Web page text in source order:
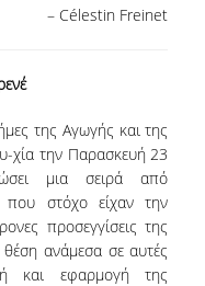
ΜΕΣΑ
AUEB
- TEPART AUEB
– Célestin Freinet
της Αγωγής και της
χία την Παρασκευή 23
μια σειρά από
που στόχο είχαν την
προσεγγίσεις της
θέση ανάμεσα σε αυτές
και εφαρμογή της